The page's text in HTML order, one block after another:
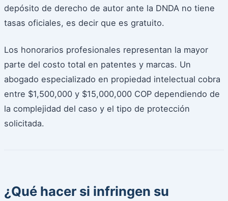
depósito de derecho de autor ante la DNDA no tiene
tasas oficiales, es decir que es gratuito.
Los honorarios profesionales representan la mayor
parte del costo total en patentes y marcas. Un
abogado especializado en propiedad intelectual cobra
entre $1,500,000 y $15,000,000 COP dependiendo de
la complejidad del caso y el tipo de protección
solicitada.
¿Qué hacer si infringen su